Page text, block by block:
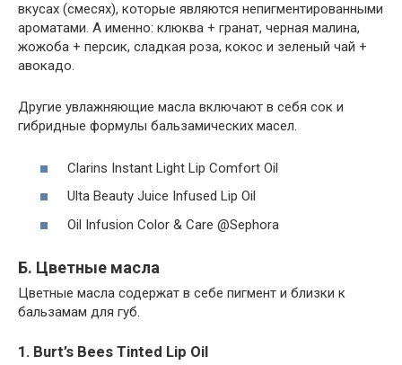
вкусах (смесях), которые являются непигментированными
ароматами. А именно: клюква + гранат, черная малина,
жожоба + персик, сладкая роза, кокос и зеленый чай +
авокадо.
Другие увлажняющие масла включают в себя сок и
гибридные формулы бальзамических масел.
Clarins Instant Light Lip Comfort Oil
Ulta Beauty Juice Infused Lip Oil
Oil Infusion Color & Care @Sephora
Б. Цветные масла
Цветные масла содержат в себе пигмент и близки к
бальзамам для губ.
1. Burt’s Bees Tinted Lip Oil